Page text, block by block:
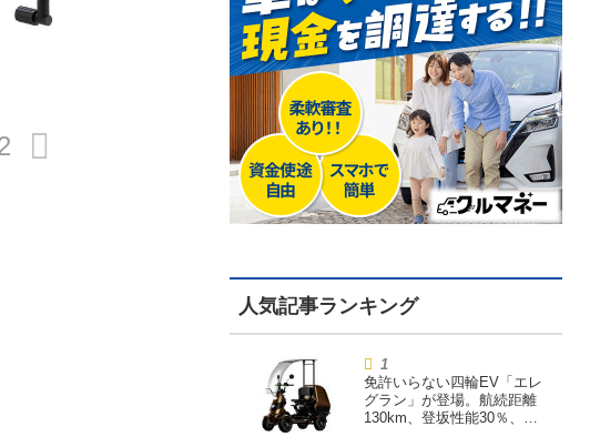
免許いらない四輪EV「エレ
グラン」が登場。航続距離
130km、登坂性能30％、